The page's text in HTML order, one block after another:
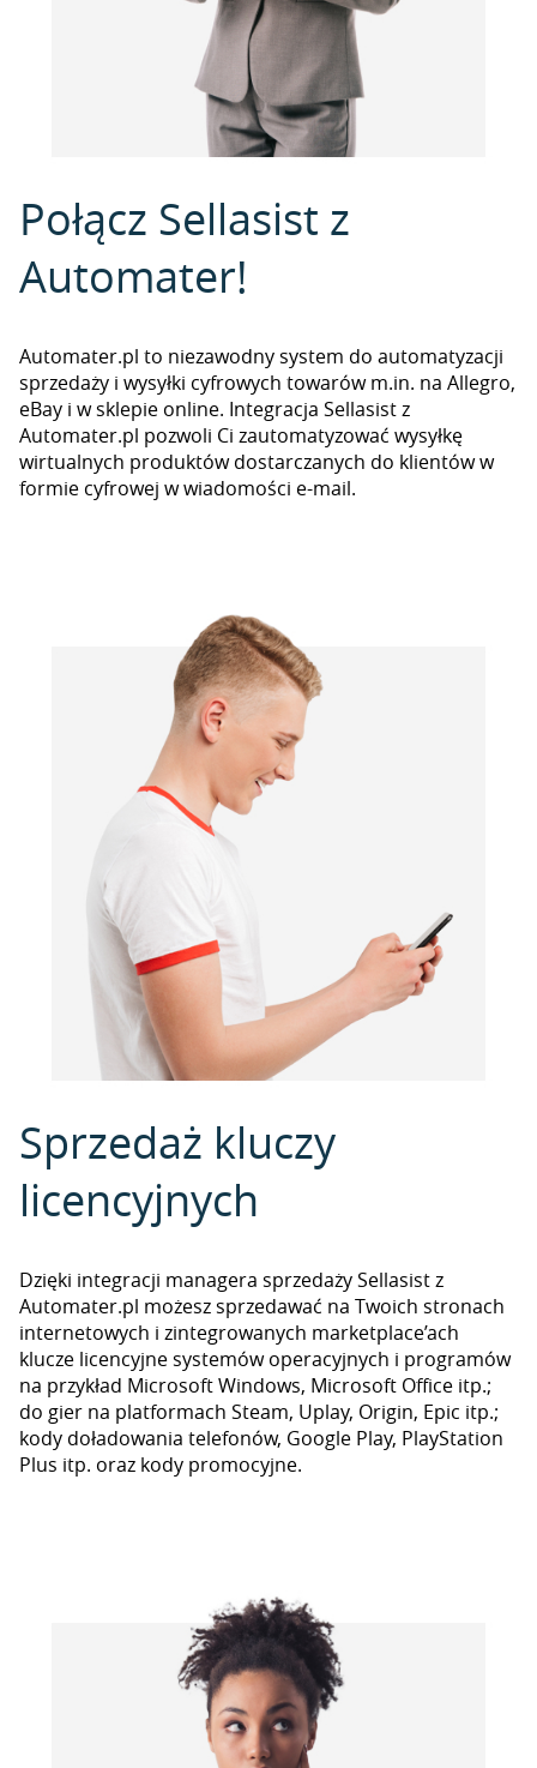
Połącz Sellasist z
Automater!
Automater.pl to niezawodny system do automatyzacji
sprzedaży i wysyłki cyfrowych towarów m.in. na Allegro,
eBay i w sklepie online. Integracja Sellasist z
Automater.pl pozwoli Ci zautomatyzować wysyłkę
wirtualnych produktów dostarczanych do klientów w
formie cyfrowej w wiadomości e-mail.
Sprzedaż kluczy
licencyjnych
Dzięki integracji managera sprzedaży Sellasist z
Automater.pl możesz sprzedawać na Twoich stronach
internetowych i zintegrowanych marketplace’ach
klucze licencyjne systemów operacyjnych i programów
na przykład Microsoft Windows, Microsoft Office itp.;
do gier na platformach Steam, Uplay, Origin, Epic itp.;
kody doładowania telefonów, Google Play, PlayStation
Plus itp. oraz kody promocyjne.